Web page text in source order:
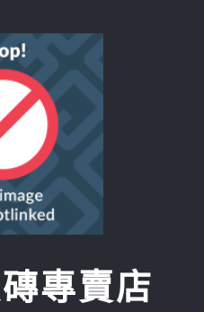
專賣店